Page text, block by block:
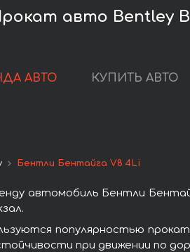
авто Bentley
АВТО КУПИТЬ АВТО
Бентли Бентайга V8 4Li
автомобиль Бентли
популярностью
при движении по